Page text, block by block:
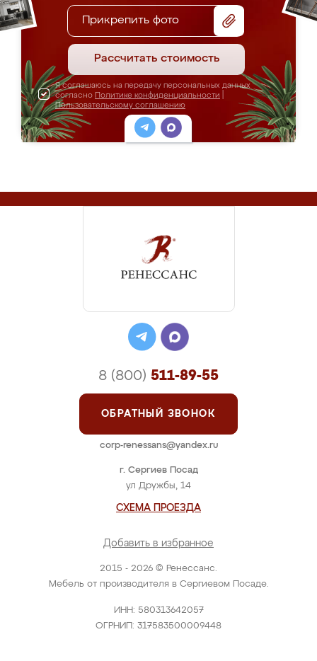
Прикрепить фото
Рассчитать стоимость
Я соглашаюсь на передачу персональных данных
согласно Политике конфиденциальности
Пользовательскому соглашению
2015 - 2026 © Ренессанс.
Мебель от производителя в Сергиевом Посаде.
ИНН: 580313642057
ОГРНИП: 317583500009448
г. Сергиев Посад
ул Дружбы, 14
СХЕМА ПРОЕЗДА
Добавить в избранное
8 (800) 511-89-55
ОБРАТНЫЙ ЗВОНОК
corp-renessans@yandex.ru